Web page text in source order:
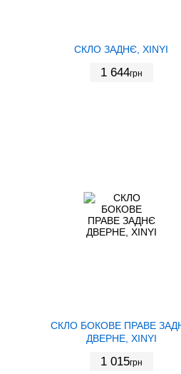
СКЛО ЗАДНЄ, XINYI
1 644грн
СКЛО БОКОВЕ ПРАВЕ
ДВЕРНЕ, XINYI
1 015грн